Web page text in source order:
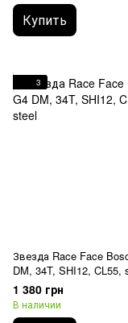
Купить
3
Звезда Race Face
DM, 34T, SHI12, CL55,
1 380 грн
В наличии